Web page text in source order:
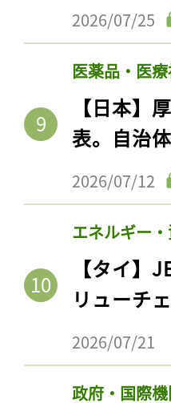
2026/07/25
医薬品・医
【日本】
表。自治
2026/07/12
エネルギー
【タイ】
リューチ
2026/07/21
政府・国際